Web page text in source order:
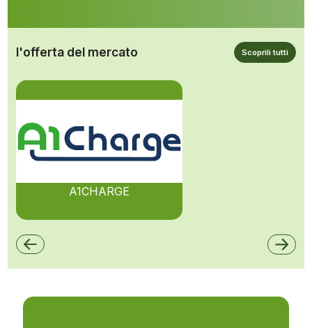
l'offerta del mercato Scoprili tutti
A1CHARGE